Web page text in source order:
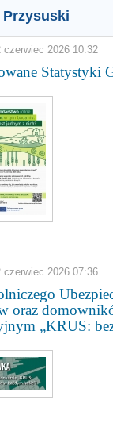
Przysuski
czerwiec 2026 10:32
Statystyki
czerwiec 2026 07:36
oraz
„KRUS: